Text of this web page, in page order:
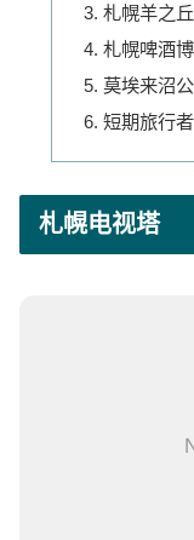
札幌羊之
札幌啤酒
莫埃来沼
短期旅行
札幌电视塔